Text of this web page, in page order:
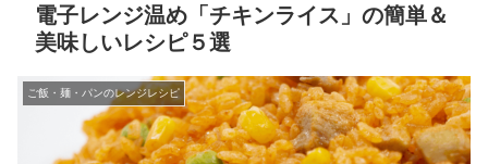
電子レンジ温め「チキンライス」の簡単＆
美味しいレシピ５選
ご飯・麺・パンのレンジレシピ